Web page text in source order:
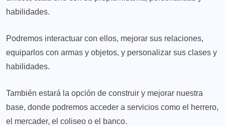
habilidades.
Podremos interactuar con ellos, mejorar sus relaciones,
equiparlos con armas y objetos, y personalizar sus clases y
habilidades.
También estará la opción de construir y mejorar nuestra
base, donde podremos acceder a servicios como el herrero,
el mercader, el coliseo o el banco.